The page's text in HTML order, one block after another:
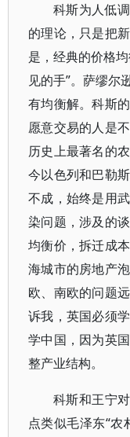
科斯为人低
的理论，只是把
是，经典的价格
见的手”。萨缪尔
有均衡解。科斯
愿意交易的人是
历史上最著名的
今以色列和巴勒
不成，始终是用
染问题，涉及的
均衡价，拆迁成
海城市的房地产
欧、南欧的问题
诉我，英国必须
学中国，因为英
整产业结构。
科斯和王宁
点类似毛泽东“